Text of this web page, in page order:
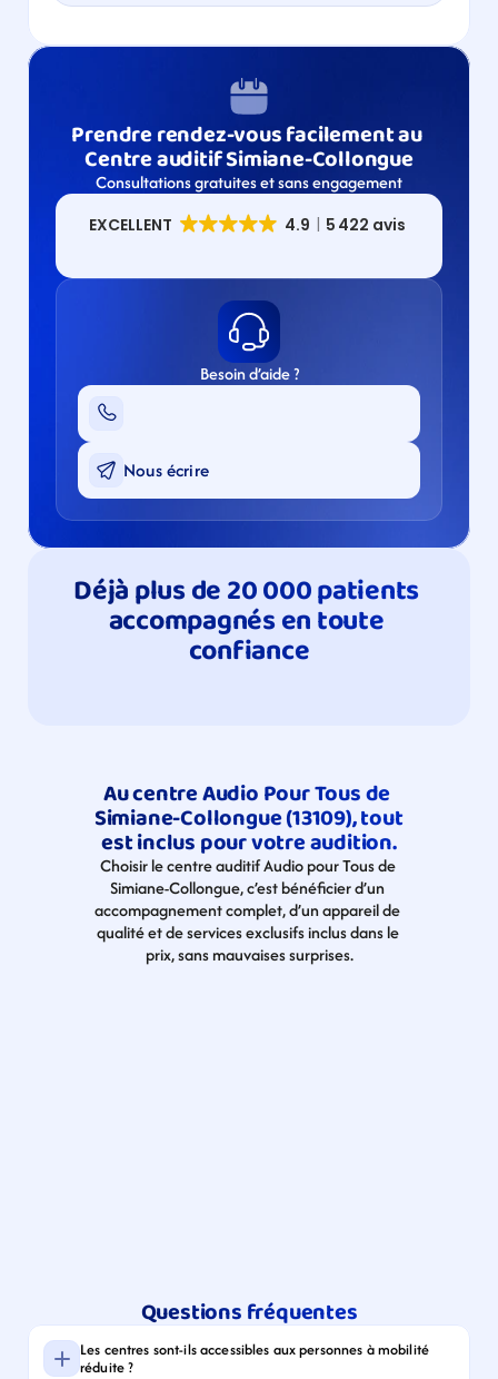
Prendre rendez-vous facilement au
Centre auditif Simiane-Collongue
Consultations gratuites et sans engagement
Besoin d’aide ?
Nous écrire
Déjà plus de 20 000 patients
accompagnés en toute
confiance
Au centre Audio Pour Tous de
Simiane-Collongue (13109), tout
est inclus pour votre audition.
Choisir le centre auditif Audio pour Tous de
Simiane-Collongue, c’est bénéficier d’un
accompagnement complet, d’un appareil de
qualité et de services exclusifs inclus dans le
prix, sans mauvaises surprises.
Questions fréquentes
Les centres sont-ils accessibles aux personnes à mobilité
réduite ?